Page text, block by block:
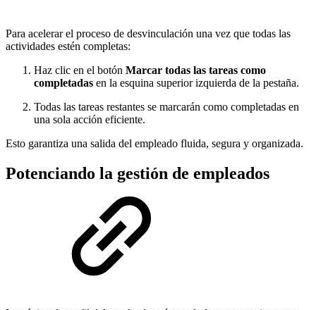
Para acelerar el proceso de desvinculación una vez que todas las
actividades estén completas:
Haz clic en el botón Marcar todas las tareas como
completadas en la esquina superior izquierda de la pestaña.
Todas las tareas restantes se marcarán como completadas en
una sola acción eficiente.
Esto garantiza una salida del empleado fluida, segura y organizada.
Potenciando la gestión de empleados